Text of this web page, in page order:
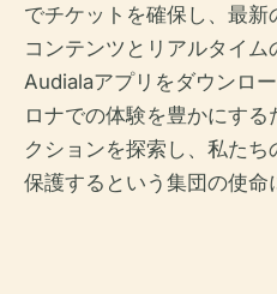
でチケットを確保し、最
コンテンツとリアルタイ
Audialaアプリをダウンロ
ロナでの体験を豊かにす
クションを探索し、私た
保護するという集団の使命